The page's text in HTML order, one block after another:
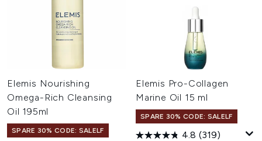
Elemis Nourishing
Omega-Rich Cleansing
Oil 195ml
SPARE 30% CODE: SALELF
Elemis Pro-Collagen
Marine Oil 15 ml
SPARE 30% CODE: SALELF
4.8 (319)